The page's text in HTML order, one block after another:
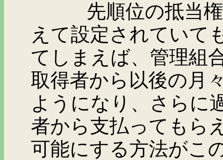
先順位の抵当権の
えて設定されていて
てしまえば、管理組
取得者から以後の月
ようになり、さらに
者から支払ってもら
可能にする方法がこ